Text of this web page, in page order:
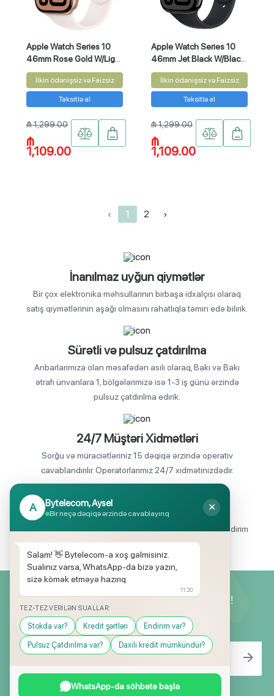
Apple Watch Series 10
46mm Rose Gold W/Light
Blush sport Band M/L
MWWU3QI/A
İlkin ödənişsiz və Faizsiz
Taksitlə al
₼ 1,299.00
₼
1,109.00
Apple Watch Series 10
46mm Jet Black W/Black
sport Band M/L
MWWQ3QI/A
İlkin ödənişsiz və Faizsiz
Taksitlə al
₼ 1,299.00
₼
1,109.00
‹ 1 2 ›
İnanılmaz uyğun qiymətlər
Bir çox elektronika məhsullarının birbaşa idxalçısı olaraq
satış qiymətlərinin aşağı olmasını rahatlıqla təmin edə bilirik.
Sürətli və pulsuz çatdırılma
Anbarlarımıza olan məsafədən asılı olaraq, Bakı və Bakı
ətrafı ünvanlara 1, bölgələrimizə isə 1-3 iş günü ərzində
pulsuz çatdırılma edirik.
24/7 Müştəri Xidmətləri
Sorğu və müraciətləriniz 15 dəqiqə ərzində operativ
cavablandırılır. Operatorlarımız 24/7 xidmətinizdədir.
Endirimli məhsul seçimi
Mağazalarımızda mütəmadi olaraq, yüksək məbləğli endirim
və hədiyyə kampaniyaları keçirilir.
Yeniliklərimizdən ilk siz xəbərdar olun!
A Bytelecom, Aysel
Bir neçə dəqiqə ərzində cavablayırıq
✕
Salam! 👋 Bytelecom-a xoş gəlmisiniz.
Sualınız varsa, WhatsApp-da bizə yazın,
sizə kömək etməyə hazırıq.
11:20
TEZ-TEZ VERILƏN SUALLAR:
Stokda var? Kredit şərtləri Endirim var?
Pulsuz Çatdırılma var? Daxili kredit mümkündür?
WhatsApp-da söhbətə başla